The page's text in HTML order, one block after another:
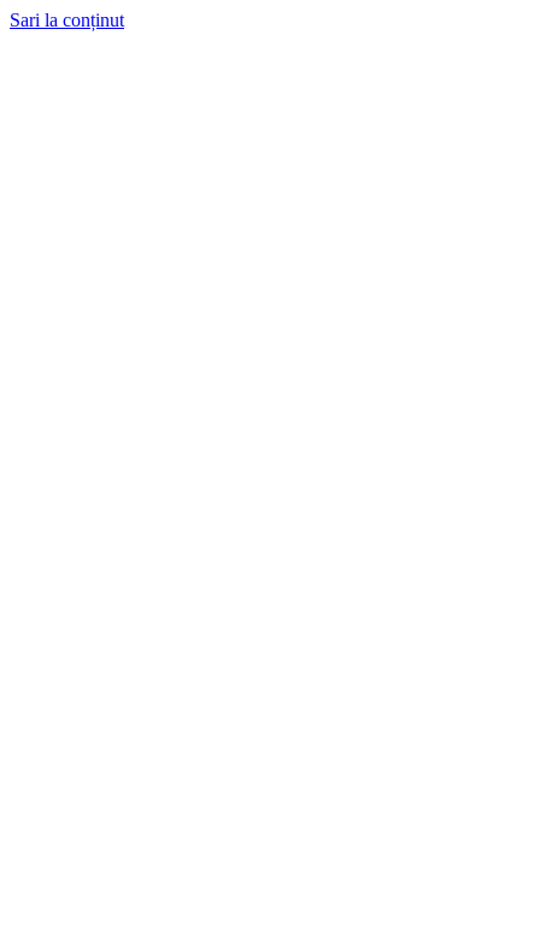
Sari la conținut